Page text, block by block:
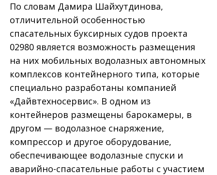
По словам Дамира Шайхутдинова,
отличительной особенностью
спасательных буксирных судов проекта
02980 является возможность размещения
на них мобильных водолазных автономных
комплексов контейнерного типа, которые
специально разработаны компанией
«Дайвтехносервис». В одном из
контейнеров размещены барокамеры, в
другом — водолазное снаряжение,
компрессор и другое оборудование,
обеспечивающее водолазные спуски и
аварийно-спасательные работы с участием